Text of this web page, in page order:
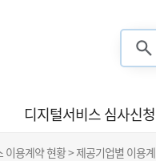
디지털서비스 심사신청
용계약 현황 > 제공기업별 이용